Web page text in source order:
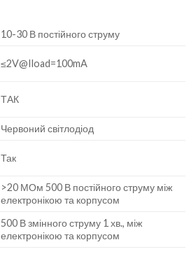
10-30 В постійного струму
≤2V@Iload=100mA
ТАК
Червоний світлодіод
Так
>20 МОм 500 В постійного струму між
електронікою та корпусом
500 В змінного струму 1 хв., між
електронікою та корпусом